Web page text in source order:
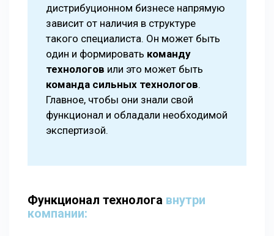
дистрибуционном бизнесе напрямую
зависит от наличия в структуре
такого специалиста. Он может быть
один и формировать команду
технологов или это может быть
команда сильных технологов.
Главное, чтобы они знали свой
функционал и обладали необходимой
экспертизой.
Функционал технолога внутри
компании: